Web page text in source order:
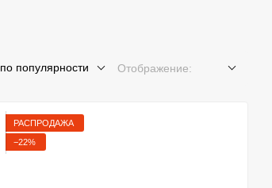
по популярности Отображение:
РАСПРОДАЖА
−22%